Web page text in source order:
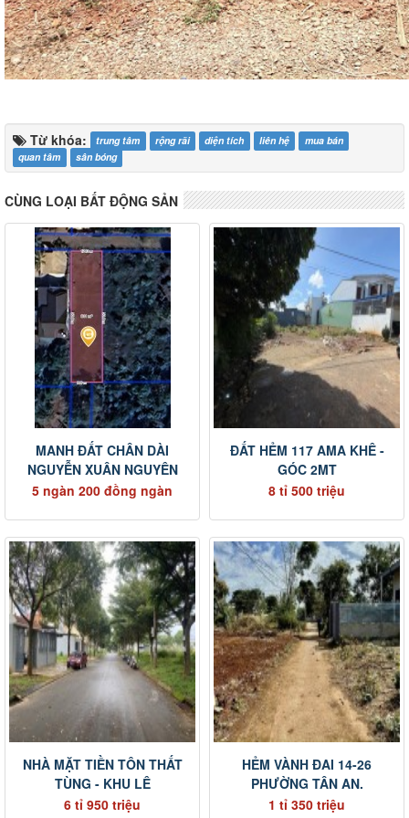
Từ khóa: trung tâm rộng rãi diện tích liên hệ
mua bán
quan tâm
sân bóng
CÙNG LOẠI BẤT ĐỘNG SẢN
MANH ĐẤT CHÂN DÀI
NGUYỄN XUÂN NGUYÊN
5 ngàn 200 đồng ngàn
ĐẤT HẺM 117 AMA KHÊ -
GÓC 2MT
8 tỉ 500 triệu
NHÀ MẶT TIỀN TÔN THẤT
TÙNG - KHU LÊ
6 tỉ 950 triệu
HẺM VÀNH ĐAI 14-26
PHƯỜNG TÂN AN.
1 tỉ 350 triệu